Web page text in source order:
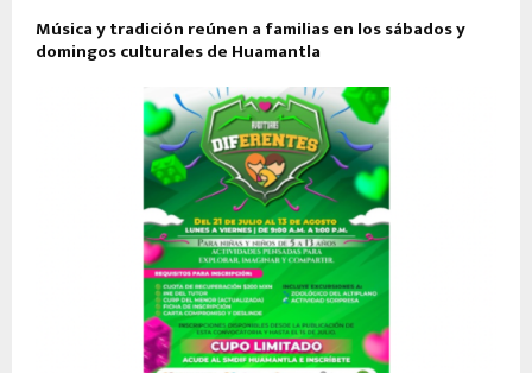
Música y tradición reúnen a familias en los sábados y
domingos culturales de Huamantla